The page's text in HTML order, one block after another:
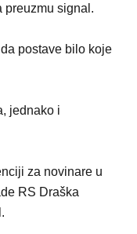
preuzmu signal.
postave bilo koje
jednako i
za novinare u
RS Draška